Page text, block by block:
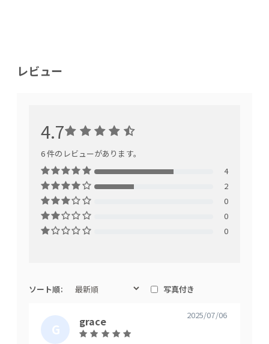
レビュー
4.7
6 件のレビューがあります。
4
2
0
0
0
ソート順: 写真付き
G
grace 2025/07/06